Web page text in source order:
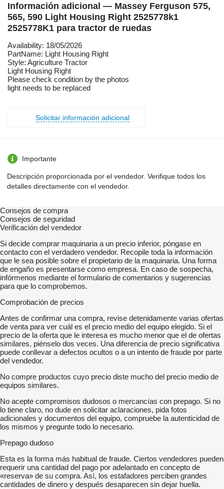
Información adicional — Massey Ferguson 575,
565, 590 Light Housing Right 2525778k1
2525778K1 para tractor de ruedas
Availability: 18/05/2026
PartName: Light Housing Right
Style: Agriculture Tractor
Light Housing Right
Please check condition by the photos
light needs to be replaced
Solicitar información adicional
Importante
Descripción proporcionada por el vendedor. Verifique todos los
detalles directamente con el vendedor.
Consejos de compra
Consejos de seguridad
Verificación del vendedor
Si decide comprar maquinaria a un precio inferior, póngase en
contacto con el verdadero vendedor. Recopile toda la información
que le sea posible sobre el propietario de la maquinaria. Una forma
de engaño es presentarse como empresa. En caso de sospecha,
infórmenos mediante el formulario de comentarios y sugerencias
para que lo comprobemos.
Comprobación de precios
Antes de confirmar una compra, revise detenidamente varias ofertas
de venta para ver cuál es el precio medio del equipo elegido. Si el
precio de la oferta que le interesa es mucho menor que el de ofertas
similares, piénselo dos veces. Una diferencia de precio significativa
puede conllevar a defectos ocultos o a un intento de fraude por parte
del vendedor.
No compre productos cuyo precio diste mucho del precio medio de
equipos similares.
No acepte compromisos dudosos o mercancías con prepago. Si no
lo tiene claro, no dude en solicitar aclaraciones, pida fotos
adicionales y documentos del equipo, compruebe la autenticidad de
los mismos y pregunte todo lo necesario.
Prepago dudoso
Esta es la forma más habitual de fraude. Ciertos vendedores pueden
requerir una cantidad del pago por adelantado en concepto de
«reserva» de su compra. Así, los estafadores perciben grandes
cantidades de dinero y después desaparecen sin dejar huella.